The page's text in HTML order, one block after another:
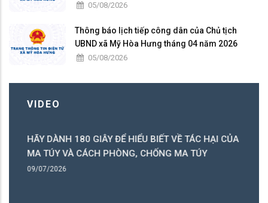
05/08/2026
Thông báo lịch tiếp công dân của Chủ tịch
UBND xã Mỹ Hòa Hưng tháng 04 năm 2026
05/08/2026
VIDEO
HÃY DÀNH 180 GIÂY ĐỂ HIỂU BIẾT VỀ TÁC HẠI CỦA
MA TÚY VÀ CÁCH PHÒNG, CHỐNG MA TÚY
09/07/2026